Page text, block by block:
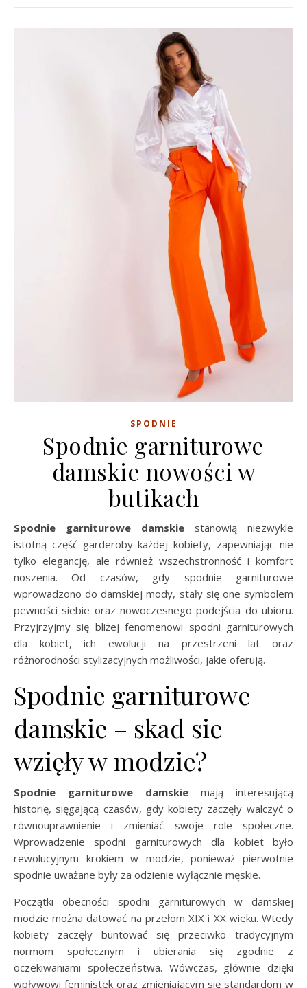
SPODNIE
Spodnie garniturowe
damskie nowości w
butikach
Spodnie garniturowe damskie stanowią niezwykle
istotną część garderoby każdej kobiety, zapewniając nie
tylko elegancję, ale również wszechstronność i komfort
noszenia. Od czasów, gdy spodnie garniturowe
wprowadzono do damskiej mody, stały się one symbolem
pewności siebie oraz nowoczesnego podejścia do ubioru.
Przyjrzyjmy się bliżej fenomenowi spodni garniturowych
dla kobiet, ich ewolucji na przestrzeni lat oraz
różnorodności stylizacyjnych możliwości, jakie oferują.
Spodnie garniturowe
damskie – skad sie
wzięły w modzie?
Spodnie garniturowe damskie mają interesującą
historię, sięgającą czasów, gdy kobiety zaczęły walczyć o
równouprawnienie i zmieniać swoje role społeczne.
Wprowadzenie spodni garniturowych dla kobiet było
rewolucyjnym krokiem w modzie, ponieważ pierwotnie
spodnie uważane były za odzienie wyłącznie męskie.
Początki obecności spodni garniturowych w damskiej
modzie można datować na przełom XIX i XX wieku. Wtedy
kobiety zaczęły buntować się przeciwko tradycyjnym
normom społecznym i ubierania się zgodnie z
oczekiwaniami społeczeństwa. Wówczas, głównie dzięki
wpływowi feministek oraz zmieniającym się standardom w